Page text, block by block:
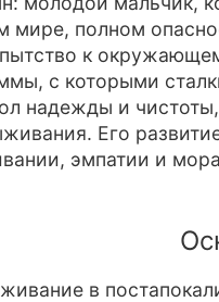
мире, полном
к
с которыми
надежды и
Его
эмпатии и
в